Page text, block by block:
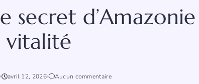
secret
vitalité
avril 12, 2026 Aucun commentaire